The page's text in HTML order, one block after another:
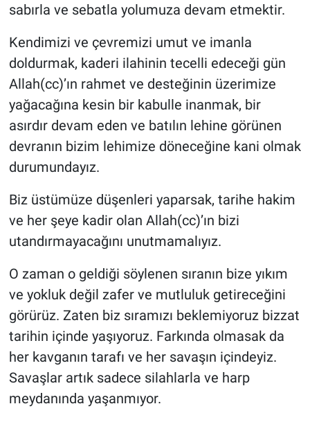
sabırla ve sebatla yolumuza devam etmektir.
Kendimizi ve çevremizi umut ve imanla
doldurmak, kaderi ilahinin tecelli edeceği gün
Allah(cc)’ın rahmet ve desteğinin üzerimize
yağacağına kesin bir kabulle inanmak, bir
asırdır devam eden ve batılın lehine görünen
devranın bizim lehimize döneceğine kani olmak
durumundayız.
Biz üstümüze düşenleri yaparsak, tarihe hakim
ve her şeye kadir olan Allah(cc)’ın bizi
utandırmayacağını unutmamalıyız.
O zaman o geldiği söylenen sıranın bize yıkım
ve yokluk değil zafer ve mutluluk getireceğini
görürüz. Zaten biz sıramızı beklemiyoruz bizzat
tarihin içinde yaşıyoruz. Farkında olmasak da
her kavganın tarafı ve her savaşın içindeyiz.
Savaşlar artık sadece silahlarla ve harp
meydanında yaşanmıyor.